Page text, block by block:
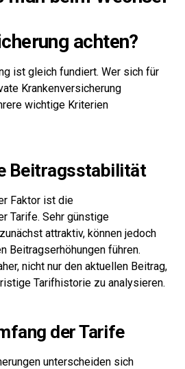
achten?
ist gleich fundiert. Wer sich für
Krankenversicherung
wichtige Kriterien
Beitragsstabilität
Faktor ist die
Tarife. Sehr günstige
attraktiv, können jedoch
Beitragserhöhungen führen.
nicht nur den aktuellen Beitrag,
Tarifhistorie zu analysieren.
der Tarife
unterscheiden sich